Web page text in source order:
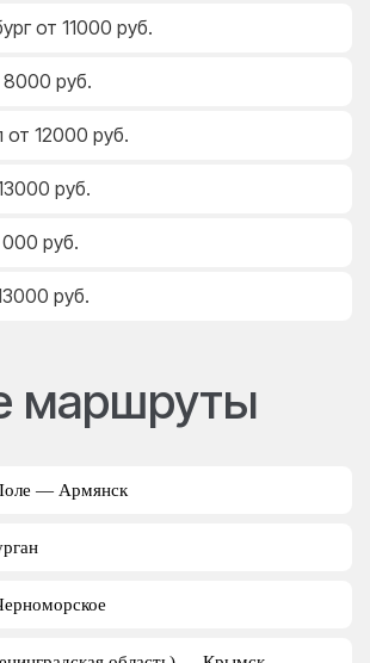
от 11000 руб.
8000 руб.
от 12000 руб.
руб.
руб.
руб.
маршруты
— Армянск